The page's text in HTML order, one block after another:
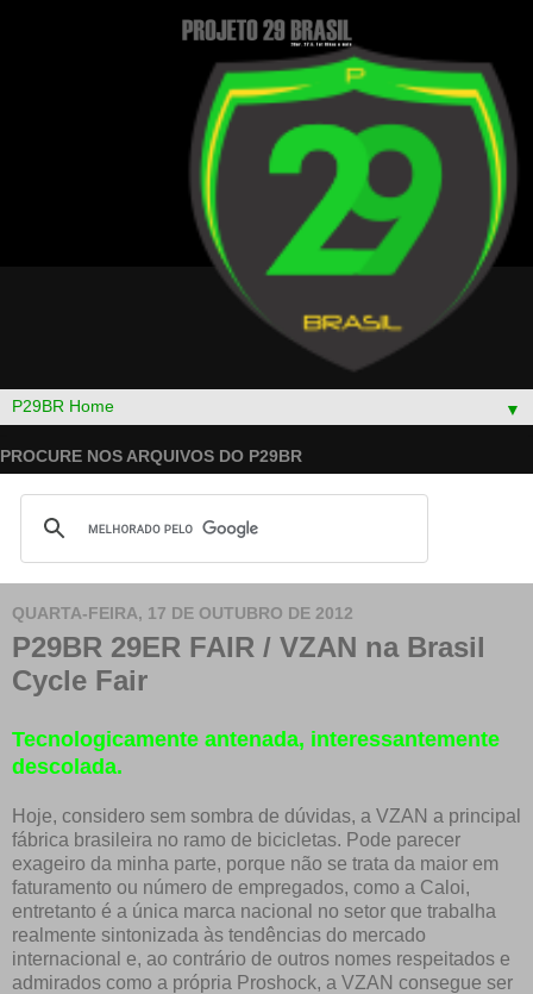
▼
PROCURE NOS ARQUIVOS DO P29BR
QUARTA-FEIRA, 17 DE OUTUBRO DE 2012
P29BR 29ER FAIR / VZAN na Brasil
Cycle Fair
Tecnologicamente antenada, interessantemente
descolada.
Hoje, considero sem sombra de dúvidas, a VZAN a principal
fábrica brasileira no ramo de bicicletas. Pode parecer
exageiro da minha parte, porque não se trata da maior em
faturamento ou número de empregados, como a Caloi,
entretanto é a única marca nacional no setor que trabalha
realmente sintonizada às tendências do mercado
internacional e, ao contrário de outros nomes respeitados e
admirados como a própria Proshock, a VZAN consegue ser